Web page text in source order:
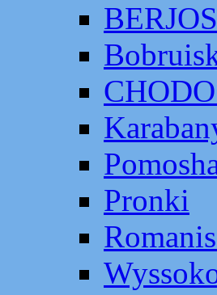
Pronki